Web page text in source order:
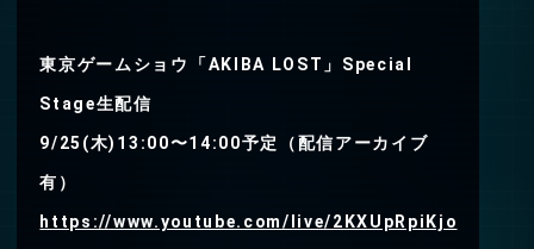
東京ゲームショウ「AKIBA LOST」Special
Stage生配信
9/25(木)13:00〜14:00予定（配信アーカイブ
有）
https://www.youtube.com/live/2KXUpRpiKjo